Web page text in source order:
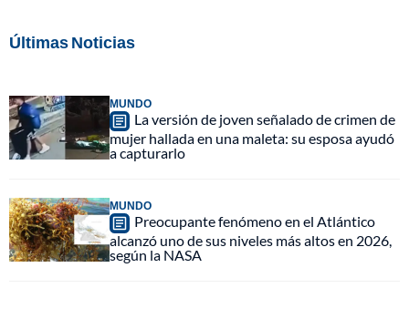
Últimas Noticias
MUNDO
La versión de joven señalado de crimen de
mujer hallada en una maleta: su esposa ayudó
a capturarlo
MUNDO
Preocupante fenómeno en el Atlántico
alcanzó uno de sus niveles más altos en 2026,
según la NASA